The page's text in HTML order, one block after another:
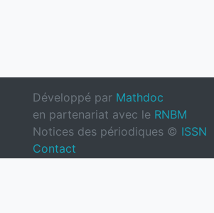
Développé par Mathdoc
en partenariat avec le RNBM
Notices des périodiques © ISSN
Contact